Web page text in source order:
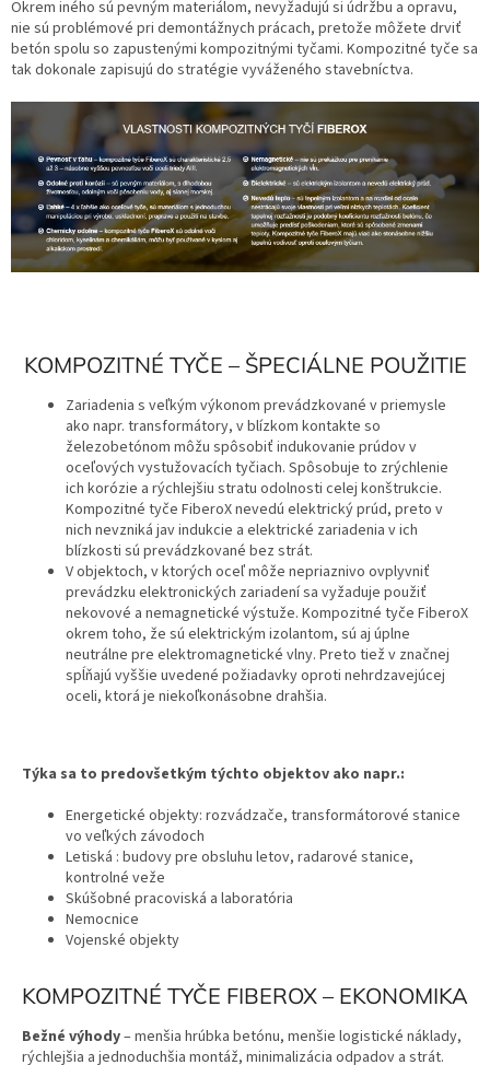
Okrem iného sú pevným materiálom, nevyžadujú si údržbu a opravu,
nie sú problémové pri demontážnych prácach, pretože môžete drviť
betón spolu so zapustenými kompozitnými tyčami. Kompozitné tyče sa
tak dokonale zapisujú do stratégie vyváženého stavebníctva.
KOMPOZITNÉ TYČE – ŠPECIÁLNE POUŽITIE
Zariadenia s veľkým výkonom prevádzkované v priemysle
ako napr. transformátory, v blízkom kontakte so
železobetónom môžu spôsobiť indukovanie prúdov v
oceľových vystužovacích tyčiach. Spôsobuje to zrýchlenie
ich korózie a rýchlejšiu stratu odolnosti celej konštrukcie.
Kompozitné tyče FiberoX nevedú elektrický prúd, preto v
nich nevzniká jav indukcie a elektrické zariadenia v ich
blízkosti sú prevádzkované bez strát.
V objektoch, v ktorých oceľ môže nepriaznivo ovplyvniť
prevádzku elektronických zariadení sa vyžaduje použiť
nekovové a nemagnetické výstuže. Kompozitné tyče FiberoX
okrem toho, že sú elektrickým izolantom, sú aj úplne
neutrálne pre elektromagnetické vlny. Preto tiež v značnej
spĺňajú vyššie uvedené požiadavky oproti nehrdzavejúcej
oceli, ktorá je niekoľkonásobne drahšia.
Týka sa to predovšetkým týchto objektov ako napr.:
Energetické objekty: rozvádzače, transformátorové stanice
vo veľkých závodoch
Letiská : budovy pre obsluhu letov, radarové stanice,
kontrolné veže
Skúšobné pracoviská a laboratória
Nemocnice
Vojenské objekty
KOMPOZITNÉ TYČE FIBEROX – EKONOMIKA
Bežné výhody– menšia hrúbka betónu, menšie logistické náklady,
rýchlejšia a jednoduchšia montáž, minimalizácia odpadov a strát.